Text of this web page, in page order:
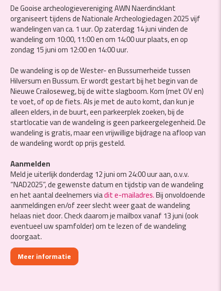
De Gooise archeologievereniging AWN Naerdincklant
organiseert tijdens de Nationale Archeologiedagen 2025 vijf
wandelingen van ca. 1 uur. Op zaterdag 14 juni vinden de
wandeling om 10:00, 11:00 en om 14:00 uur plaats, en op
zondag 15 juni om 12:00 en 14:00 uur.
De wandeling is op de Wester- en Bussumerheide tussen
Hilversum en Bussum. Er wordt gestart bij het begin van de
Nieuwe Crailoseweg, bij de witte slagboom. Kom (met OV en)
te voet, of op de fiets. Als je met de auto komt, dan kun je
alleen elders, in de buurt, een parkeerplek zoeken, bij de
startlocatie van de wandeling is geen parkeergelegenheid. De
wandeling is gratis, maar een vrijwillige bijdrage na afloop van
de wandeling wordt op prijs gesteld.
Aanmelden
Meld je uiterlijk donderdag 12 juni om 24:00 uur aan, o.v.v.
“NAD2025”, de gewenste datum en tijdstip van de wandeling
en het aantal deelnemers viadit e-mailadres.Bij onvoldoende
aanmeldingen en/of zeer slecht weer gaat de wandeling
helaas niet door. Check daarom je mailbox vanaf 13 juni (ook
eventueel uw spamfolder) om te lezen of de wandeling
doorgaat.
Meer informatie